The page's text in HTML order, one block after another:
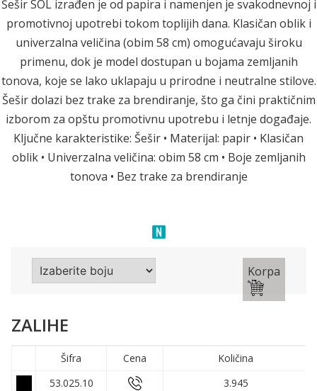
Šešir SOL izrađen je od papira i namenjen je svakodnevnoj i
promotivnoj upotrebi tokom toplijih dana. Klasičan oblik i
univerzalna veličina (obim 58 cm) omogućavaju široku
primenu, dok je model dostupan u bojama zemljanih
tonova, koje se lako uklapaju u prirodne i neutralne stilove.
Šešir dolazi bez trake za brendiranje, što ga čini praktičnim
izborom za opštu promotivnu upotrebu i letnje događaje.
Ključne karakteristike: Šešir • Materijal: papir • Klasičan
oblik • Univerzalna veličina: obim 58 cm • Boje zemljanih
tonova • Bez trake za brendiranje
Korpa
ZALIHE
Šifra Cena
Količina
53.025.10
3.945